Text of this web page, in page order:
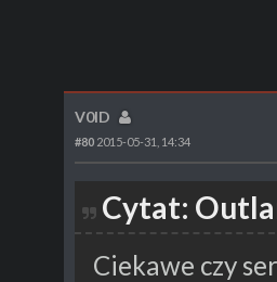
V0ID
#80 2015-05-31, 14:34
Cytat:
Ciekawe czy